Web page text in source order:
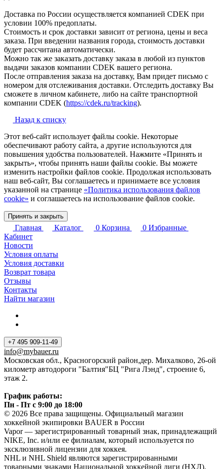
Доставка по России осуществляется компанией CDEK при
условии 100% предоплаты.
Стоимость и срок доставки зависит от региона, цены и веса
заказа. При введении названия города, стоимость доставки
будет рассчитана автоматически.
Можно так же заказать доставку заказа в любой из пунктов
выдачи заказов компании CDEK вашего региона.
После отправления заказа на доставку, Вам придет письмо с
номером для отслеживания доставки. Отследить доставку Вы
сможете в личном кабинете, либо на сайте транспортной
компании CDEK (https://cdek.ru/tracking).
Назад к списку
Этот веб-сайт использует файлы cookie. Некоторые
обеспечивают работу сайта, а другие используются для
повышения удобства пользователей. Нажмите «Принять и
закрыть», чтобы принять наши файлы cookie. Вы можете
изменить настройки файлов cookie. Продолжая использовать
наш веб-сайт, Вы соглашаетесь и принимаете все условия
указанной на странице «Политика использования файлов
cookie» и соглашаетесь на использование файлов cookie.
Принять и закрыть
Главная Каталог 0 Корзина 0 Избранные
Кабинет
Новости
Условия оплаты
Условия доставки
Возврат товара
Отзывы
Контакты
Найти магазин
+7 495 909-11-49
info@mybauer.ru
Московская обл., Красногорский район,дер. Михалково, 26-ой
километр автодороги "Балтия"БЦ "Рига Лэнд", строение 6,
этаж 2.
График работы:
Пн - Пт с 9:00 до 18:00
© 2026 Все права защищены. Официальный магазин
хоккейной экипировки BAUER в России
Vapor — зарегистрированный товарный знак, принадлежащий
NIKE, Inc. и/или ее филиалам, который используется по
эксклюзивной лицензии для хоккея.
NHL и NHL Shield являются зарегистрированными
товарными знаками Национальной хоккейной лиги (НХЛ).